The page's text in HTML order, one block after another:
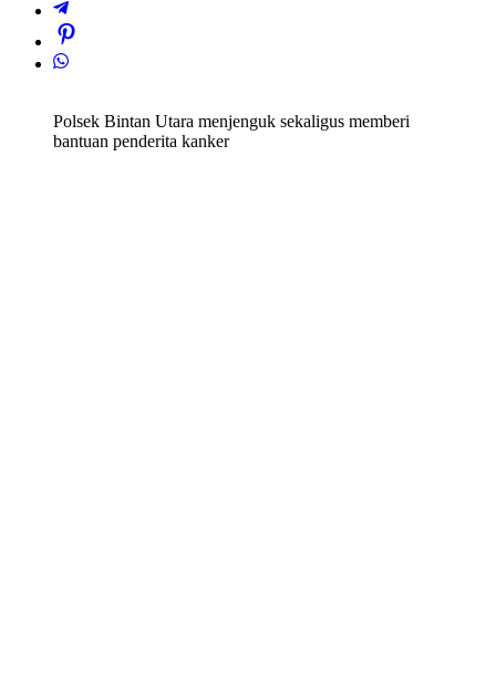
Polsek Bintan Utara menjenguk sekaligus memberi
bantuan penderita kanker